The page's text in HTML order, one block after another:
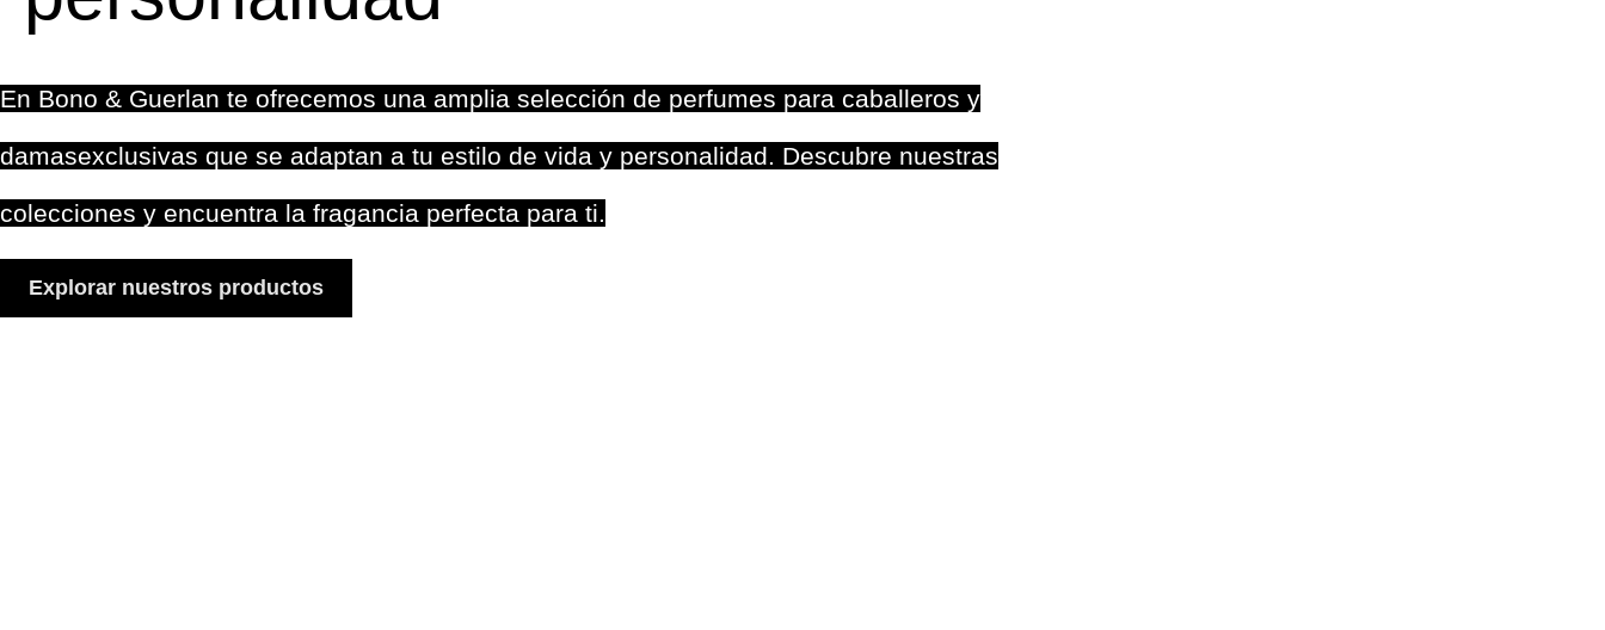
En Bono & Guerlan te ofrecemos una amplia selección de perfumes para caballeros y
damasexclusivas que se adaptan a tu estilo de vida y personalidad. Descubre nuestras
colecciones y encuentra la fragancia perfecta para ti.
Explorar nuestros productos